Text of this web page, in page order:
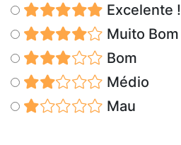
Excelente !
Muito Bom
Bom
Médio
Mau